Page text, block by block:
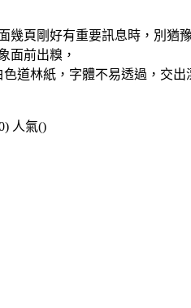
幾頁剛好有重要訊息時，別猶
面前出糗，
道林紙，字體不易透過，交出
人氣()